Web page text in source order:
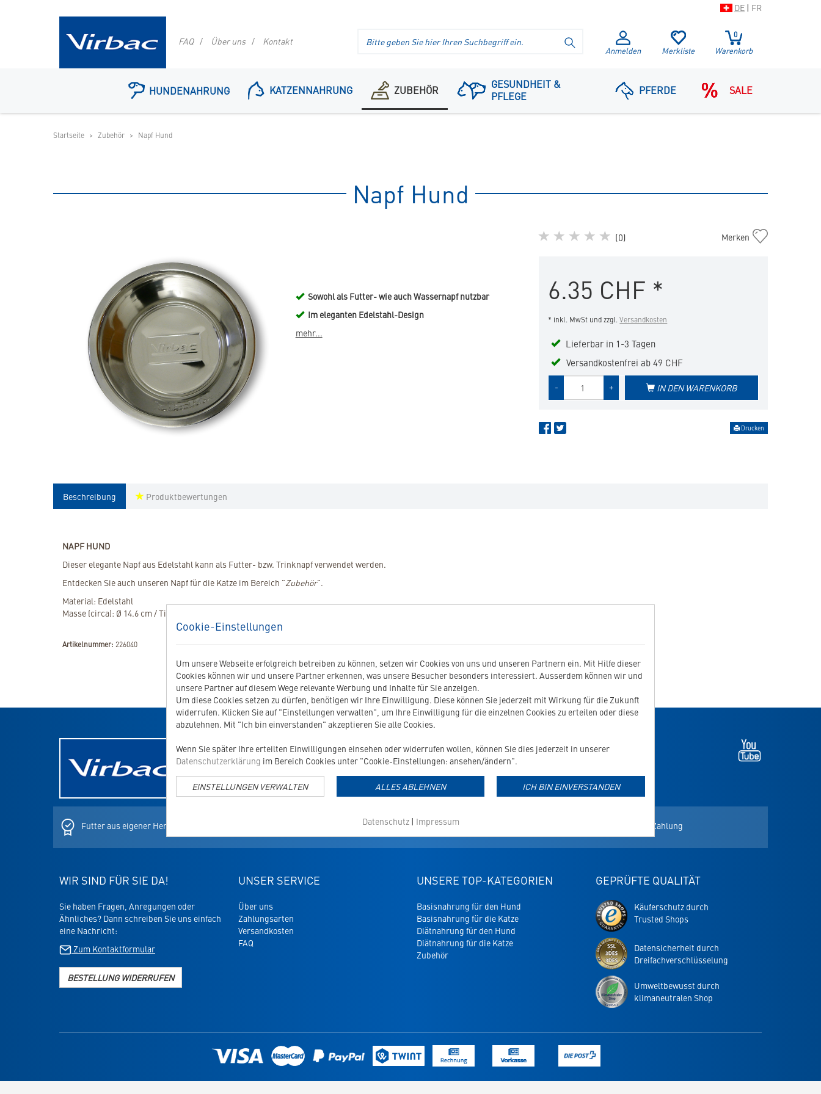
DE | FR
Ihr
Shop
Anmelden Merkliste
0
Warenkorb
SUCHE STARTEN
FAQ Über uns Kontakt
HUNDENAHRUNG KATZENNAHRUNG ZUBEHÖR
GESUNDHEIT &
PFLEGE
PFERDE SALE
Startseite Zubehör Napf Hund
Napf Hund
Sowohl als Futter- wie auch Wassernapf nutzbar
Im eleganten Edelstahl-Design
mehr...
(0)
Napf
Merken
6.35 CHF *
* inkl. MwSt und zzgl.Versandkosten
Lieferbar in 1-3 Tagen
Versandkostenfrei ab 49 CHF
+
- IN DEN WARENKORB
Drucken
Beschreibung Produktbewertungen
NAPF HUND
Dieser elegante Napf aus Edelstahl kann als Futter- bzw. Trinknapf verwendet werden.
Entdecken Sie auch unseren Napf für die Katze im Bereich "Zubehör".
Material: Edelstahl
Masse (circa): Ø 14.6 cm / Tiefe: 5.5 cm
Artikelnummer: 226040
Cookie-Einstellungen
Um unsere Webseite erfolgreich betreiben zu können, setzen wir Cookies von uns und unseren Partnern ein. Mit Hilfe dieser
Cookies können wir und unsere Partner erkennen, was unsere Besucher besonders interessiert. Ausserdem können wir und
unsere Partner auf diesem Wege relevante Werbung und Inhalte für Sie anzeigen.
Um diese Cookies setzen zu dürfen, benötigen wir Ihre Einwilligung. Diese können Sie jederzeit mit Wirkung für die Zukunft
widerrufen. Klicken Sie auf "Einstellungen verwalten", um Ihre Einwilligung für die einzelnen Cookies zu erteilen oder diese
abzulehnen. Mit "Ich bin einverstanden" akzeptieren Sie alle Cookies.
Wenn Sie später Ihre erteilten Einwilligungen einsehen oder widerrufen wollen, können Sie dies jederzeit in unserer
Datenschutzerklärung im Bereich Cookies unter "Cookie-Einstellungen: ansehen/ändern".
ICH BIN EINVERSTANDEN
EINSTELLUNGEN VERWALTEN ALLES ABLEHNEN
Datenschutz| Impressum
NEWSLETTER
E-
Mail-
Adresse
fürAktuelle Angebote Zahlreiche Tipps & Tricks Neuigkeiten aus der Welt
Tab
Futter aus eigener Herstellung
Versandkostenfrei ab 49 CHF Einfache Zahlung
WIR SIND FÜR SIE DA!
Sie haben Fragen, Anregungen oder
Ähnliches? Dann schreiben Sie uns einfach
eine Nachricht:
Zum Kontaktformular
BESTELLUNG WIDERRUFEN
UNSER SERVICE
Über uns
Zahlungsarten
Versandkosten
FAQ
UNSERE TOP-KATEGORIEN
Basisnahrung für den Hund
Basisnahrung für die Katze
Diätnahrung für den Hund
Diätnahrung für die Katze
Zubehör
GEPRÜFTE QUALITÄT
Trusted
Shops
öffnet
in
Tab
Käuferschutz durch
Trusted Shops
Datensicherheit durch
Dreifachverschlüsselung
Umweltbewusst durch
klimaneutralen Shop
Link
Link